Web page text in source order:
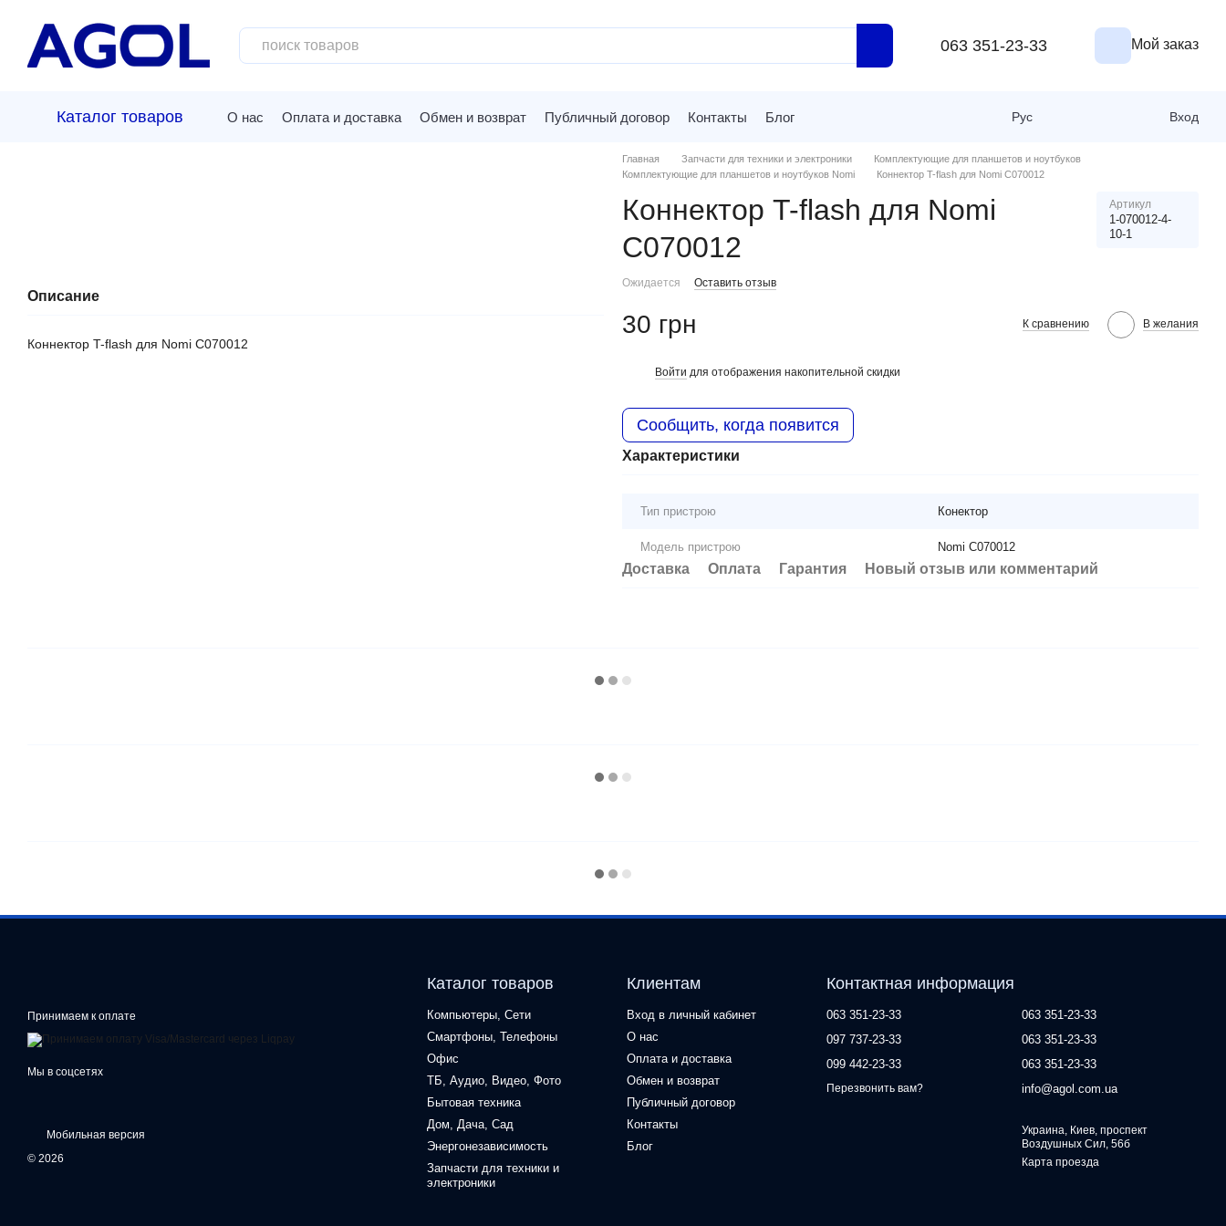
063 351-23-33 Мой заказ
Каталог товаров О нас Оплата и доставка Обмен и возврат Публичный договор Контакты Блог Рус Вход
Описание
Коннектор T-flash для Nomi C070012
Главная Запчасти для техники и электроники
Комплектующие для планшетов и ноутбуков
Комплектующие для планшетов и ноутбуков Nomi
Коннектор T-flash для Nomi C070012
Коннектор T-flash для Nomi
C070012
Артикул
1-070012-4-
10-1
Ожидается Оставить отзыв
30 грн К сравнению В желания
Войти для отображения накопительной скидки
Сообщить, когда появится
Характеристики
Тип пристрою Конектор
Модель пристрою Nomi C070012
Доставка Оплата Гарантия Новый отзыв или комментарий
Принимаем к оплате
Мы в соцсетях
Мобильная версия
© 2026
Каталог товаров
Компьютеры, Сети
Смартфоны, Телефоны
Офис
ТБ, Аудио, Видео, Фото
Бытовая техника
Дом, Дача, Сад
Энергонезависимость
Запчасти для техники и
электроники
Клиентам
Вход в личный кабинет
О нас
Оплата и доставка
Обмен и возврат
Публичный договор
Контакты
Блог
Контактная информация
063 351-23-33
097 737-23-33
099 442-23-33
Перезвонить вам?
063 351-23-33
063 351-23-33
063 351-23-33
info@agol.com.ua
Украина, Киев, проспект
Воздушных Сил, 56б
Карта проезда